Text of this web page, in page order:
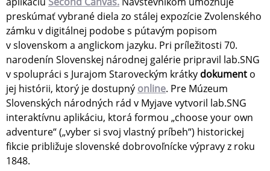
preskúmať vybrané diela zo stálej expozície Zvolenského
zámku v digitálnej podobe s pútavým popisom
v slovenskom a anglickom jazyku. Pri príležitosti 70.
narodenín Slovenskej národnej galérie pripravil lab.SNG
v spolupráci s Jurajom Staroveckým krátky dokument o
jej histórii, ktorý je dostupný online. Pre Múzeum
Slovenských národných rád v Myjave vytvoril lab.SNG
interaktívnu aplikáciu, ktorá formou „choose your own
adventure“ („vyber si svoj vlastný príbeh“) historickej
fikcie približuje slovenské dobrovoľnícke výpravy z roku
1848.